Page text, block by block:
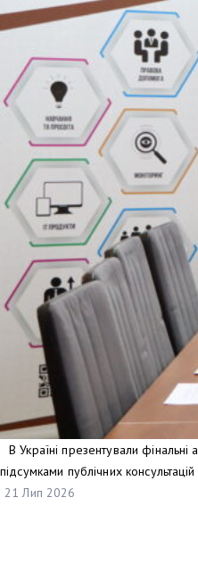
В Україні презентували
підсумками публічних консультацій
21 Лип 2026